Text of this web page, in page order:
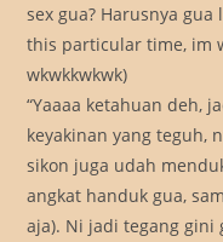
sex gua? Harusnya
this particular time, im
wkwkkwkwk)
“Yaaaa ketahuan deh,
keyakinan yang teguh,
sikon juga udah
angkat handuk gua,
aja). Ni jadi tegang